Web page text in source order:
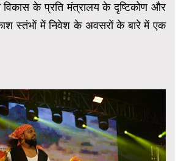
विकास के प्रति मंत्रालय के दृष्टिकोण और
स्तंभों में निवेश के अवसरों के बारे में एक